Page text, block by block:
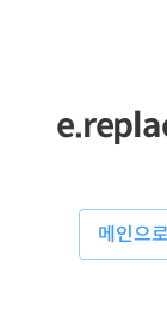
메인으